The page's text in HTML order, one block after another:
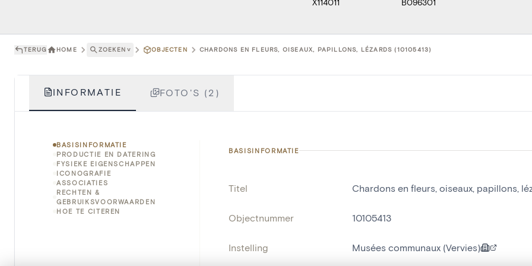
TERUG HOME ZOEKEN ˅ OBJECTEN CHARDONS EN FLEURS, OISEAUX, PAPILLONS, LÉZARDS (10105413)
INFORMATIE FOTO'S (2)
BASISINFORMATIE
PRODUCTIE EN DATERING
FYSIEKE EIGENSCHAPPEN
ICONOGRAFIE
ASSOCIATIES
RECHTEN &
GEBRUIKSVOORWAARDEN
HOE TE CITEREN
BASISINFORMATIE
Titel Chardons en fleurs, oiseaux, papillons,
Objectnummer 10105413
Instelling Musées communaux (Vervies)